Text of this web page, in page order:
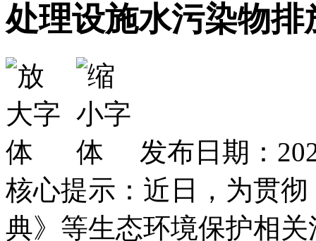
处理设施水污染物
发布日期：
核心提示：近日，为贯
典》等生态环境保护相